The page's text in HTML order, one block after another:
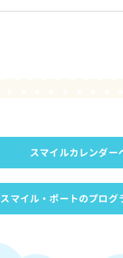
スマイルカレンダー
スマイル・ポートのプログ